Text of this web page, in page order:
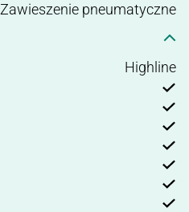
Zawieszenie pneumatyczne
Highline